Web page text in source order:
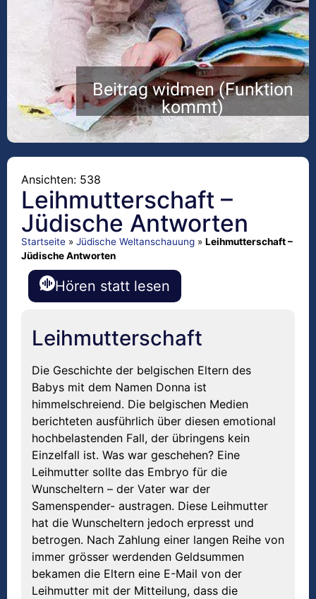
Beitrag widmen (Funktion
kommt)
Ansichten: 538
Leihmutterschaft –
Jüdische Antworten
Startseite » Jüdische Weltanschauung » Leihmutterschaft –
Jüdische Antworten
Hören statt lesen
Leihmutterschaft
Die Geschichte der belgischen Eltern des
Babys mit dem Namen Donna ist
himmelschreiend. Die belgischen Medien
berichteten ausführlich über diesen emotional
hochbelastenden Fall, der übringens kein
Einzelfall ist. Was war geschehen? Eine
Leihmutter sollte das Embryo für die
Wunscheltern – der Vater war der
Samenspender- austragen. Diese Leihmutter
hat die Wunscheltern jedoch erpresst und
betrogen. Nach Zahlung einer langen Reihe von
immer grösser werdenden Geldsummen
bekamen die Eltern eine E-Mail von der
Leihmutter mit der Mitteilung, dass die